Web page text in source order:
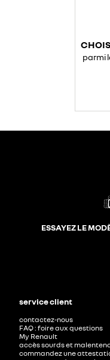
parmi
ESSAYEZ LE
service client
contactez-nous
FAQ : foire aux questions
My Renault
accès sourds et
commandez une